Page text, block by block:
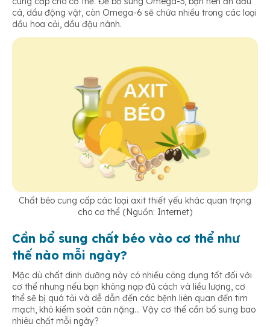
cá, dầu động vật, còn Omega-6 sẽ chứa nhiều trong các loại
dầu hoa cải, dầu đậu nành.
Chất béo cung cấp các loại axit thiết yếu khác quan trọng
cho cơ thể (Nguồn: Internet)
Cần bổ sung chất béo vào cơ thể như
thế nào mỗi ngày?
Mặc dù chất dinh dưỡng này có nhiều công dụng tốt đối với
cơ thể nhưng nếu bạn không nạp đủ cách và liều lượng, cơ
thể sẽ bị quá tải và dễ dẫn đến các bệnh liên quan đến tim
mạch, khó kiểm soát cân nặng… Vậy cơ thể cần bổ sung bao
nhiêu chất mỗi ngày?